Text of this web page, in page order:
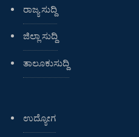
ರಾಜ್ಯ ಸುದ್ದಿ
ಜಿಲ್ಲಾ ಸುದ್ದಿ
ತಾಲೂಕುಸುದ್ದಿ
ಉದ್ಯೋಗ